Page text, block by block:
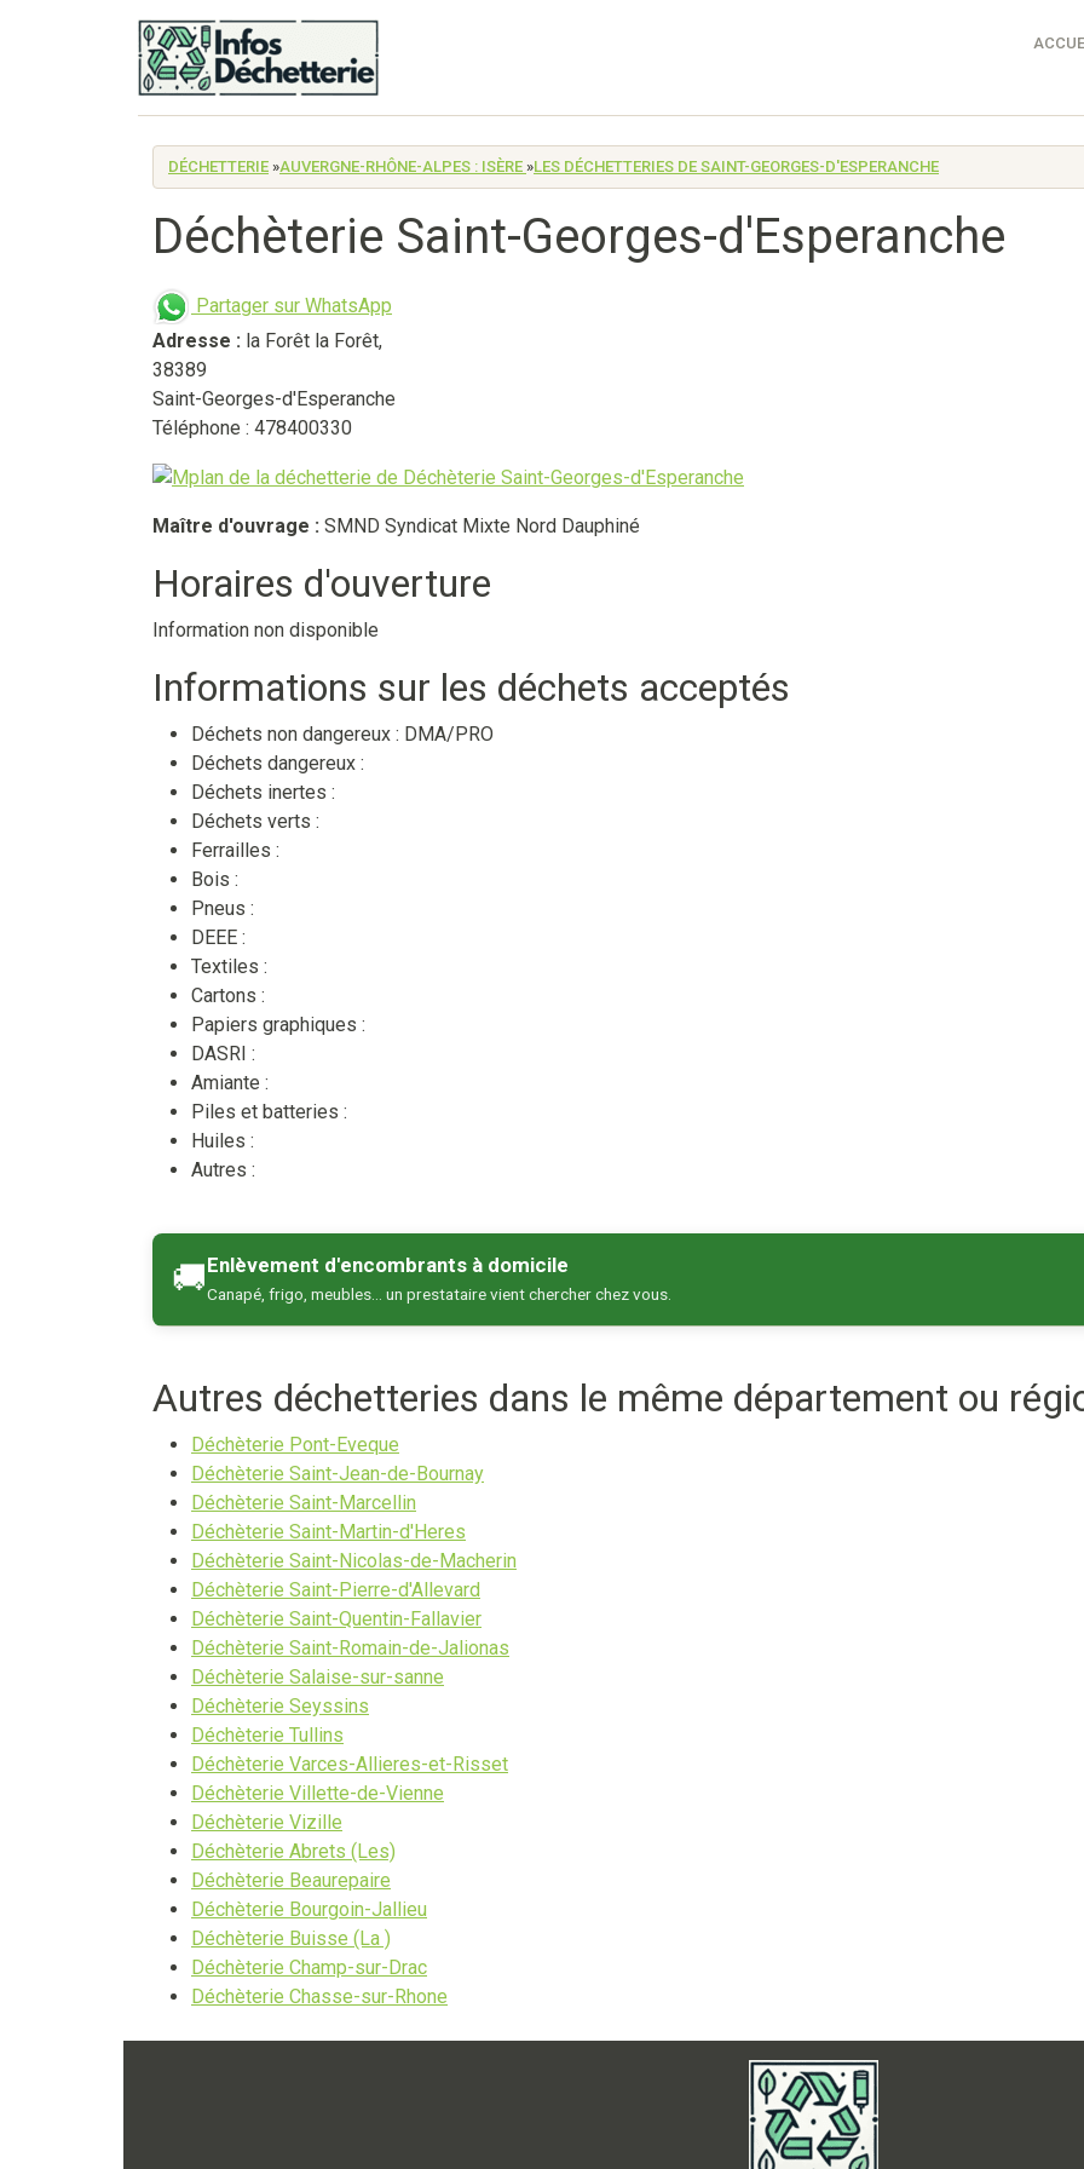
DÉCHETTERIE »AUVERGNE-RHÔNE-ALPES : ISÈRE »LES DÉCHETTERIES DE SAINT-GEORGES-D'ESPERANCHE
Déchèterie Saint-Georges-d'Esperanche
Partager sur WhatsApp
Adresse : la Forêt la Forêt,
38389
Saint-Georges-d'Esperanche
Téléphone : 478400330
Maître d'ouvrage : SMND Syndicat Mixte Nord Dauphiné
Horaires d'ouverture
Information non disponible
Informations sur les déchets acceptés
Déchets non dangereux : DMA/PRO
Déchets dangereux :
Déchets inertes :
Déchets verts :
Ferrailles :
Bois :
Pneus :
DEEE :
Textiles :
Cartons :
Papiers graphiques :
DASRI :
Amiante :
Piles et batteries :
Huiles :
Autres :
🚚Enlèvement d'encombrants à domicile
Canapé, frigo, meubles… un prestataire vient chercher chez vous.
Autres déchetteries dans le même département ou
Déchèterie Pont-Eveque
Déchèterie Saint-Jean-de-Bournay
Déchèterie Saint-Marcellin
Déchèterie Saint-Martin-d'Heres
Déchèterie Saint-Nicolas-de-Macherin
Déchèterie Saint-Pierre-d'Allevard
Déchèterie Saint-Quentin-Fallavier
Déchèterie Saint-Romain-de-Jalionas
Déchèterie Salaise-sur-sanne
Déchèterie Seyssins
Déchèterie Tullins
Déchèterie Varces-Allieres-et-Risset
Déchèterie Villette-de-Vienne
Déchèterie Vizille
Déchèterie Abrets (Les)
Déchèterie Beaurepaire
Déchèterie Bourgoin-Jallieu
Déchèterie Buisse (La )
Déchèterie Champ-sur-Drac
Déchèterie Chasse-sur-Rhone